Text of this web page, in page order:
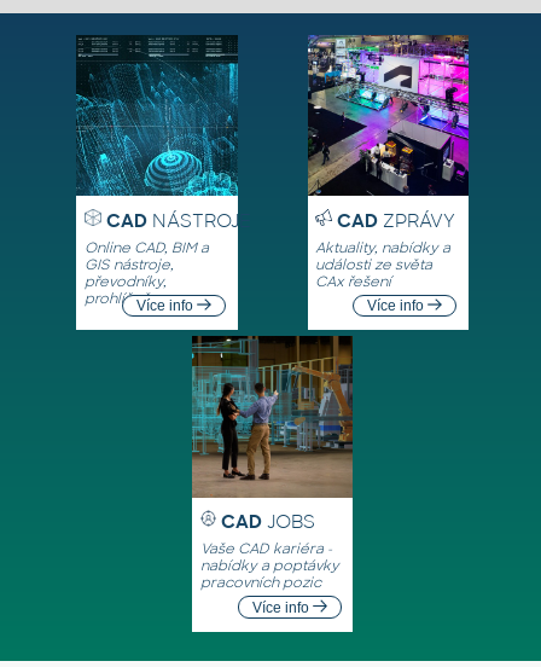
CADNÁSTROJE
Online CAD, BIM a
GIS nástroje,
převodníky,
prohlížečeVíce info
CADZPRÁVY
Aktuality, nabídky a
události ze světa
CAx řešení
Více info
CAD JOBS
Vaše CAD kariéra -
nabídky a poptávky
pracovních pozic
Více info